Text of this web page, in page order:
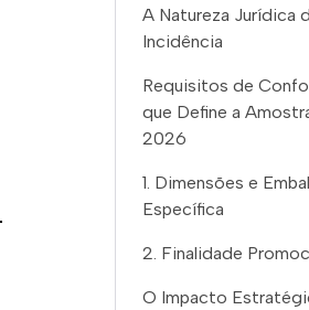
A Natureza Jurídica
Incidência
Requisitos de
que Define a
2026
1. Dimensões e
Específica
2. Finalidade
O Impacto